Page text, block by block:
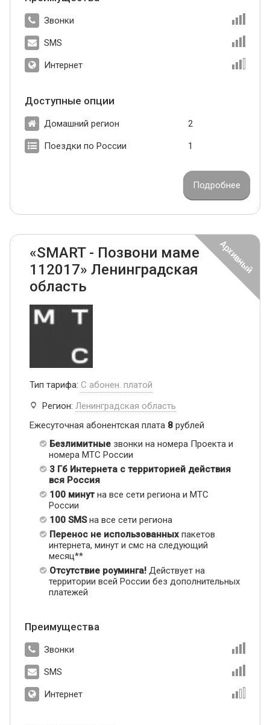
Звонки
SMS
Интернет
Доступные опции
Домашний регион 2
Поездки по России 1
Подробнее
«SMART - Позвони маме
112017» Ленинградская
область
Тип тарифа: С абонен. платой
Регион: Ленинградская область
Ежесуточная абонентская плата 8 рублей
Безлимитные звонки на номера Проекта и
номера МТС России
3 Гб Интернета с территорией действия
вся Россия
100 минут на все сети региона и МТС
России
100 SMSна все сети региона
Перенос не использованных пакетов
интернета, минут и смс на следующий
месяц**
Отсутствие роуминга! Действует на
территории всей России без дополнительных
платежей
Преимущества
Звонки
SMS
Интернет